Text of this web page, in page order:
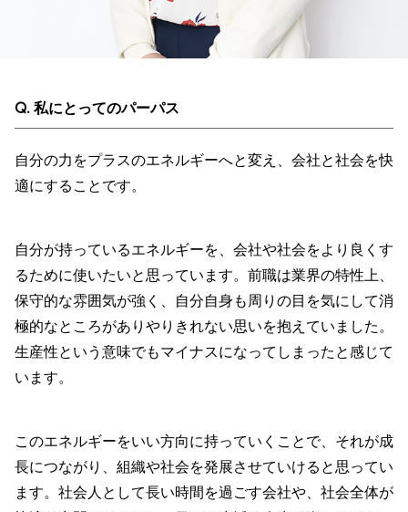
Q. 私にとってのパーパス
自分の力をプラスのエネルギーへと変え、会社と社会を快
適にすることです。
自分が持っているエネルギーを、会社や社会をより良くす
るために使いたいと思っています。前職は業界の特性上、
保守的な雰囲気が強く、自分自身も周りの目を気にして消
極的なところがありやりきれない思いを抱えていました。
生産性という意味でもマイナスになってしまったと感じて
います。
このエネルギーをいい方向に持っていくことで、それが成
長につながり、組織や社会を発展させていけると思ってい
ます。社会人として長い時間を過ごす会社や、社会全体が